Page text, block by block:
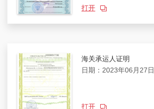
打开
海关承运人证明
日期：2023年06月27日
打开